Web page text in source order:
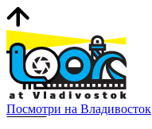
Посмотри на Владивосток